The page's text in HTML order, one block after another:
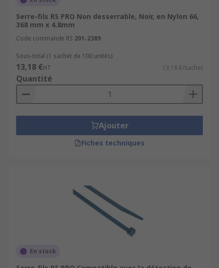
Serre-fils RS PRO Non desserrable, Noir, en Nylon 66,
368 mm x 4.8mm
Code commande RS 201-2389
Sous-total (1 sachet de 100 unités)
13,18 €HT 13,18 €/sachet
Quantité
Ajouter
Fiches techniques
En stock